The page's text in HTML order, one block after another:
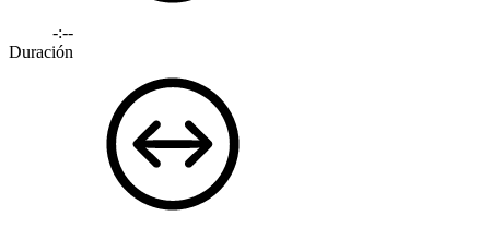
-:--
Duración